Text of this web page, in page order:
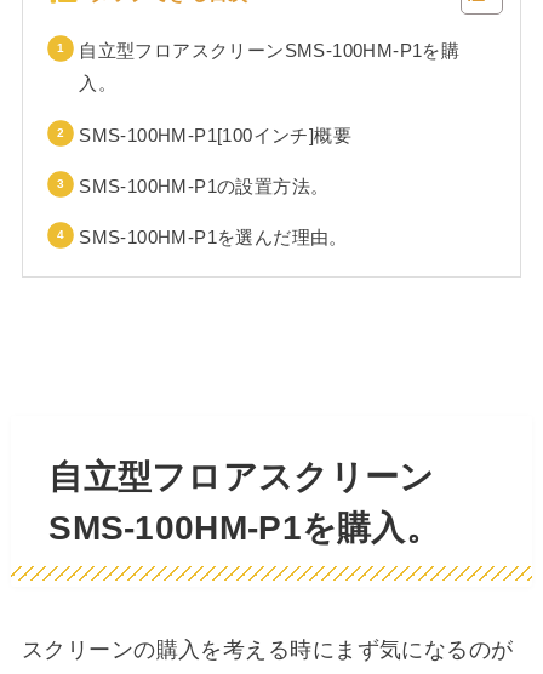
自立型フロアスクリーンSMS-100HM-P1を購
入。
SMS-100HM-P1[100インチ]概要
SMS-100HM-P1の設置方法。
SMS-100HM-P1を選んだ理由。
自立型フロアスクリーン
SMS-100HM-P1を購入。
スクリーンの購入を考える時にまず気になるのが